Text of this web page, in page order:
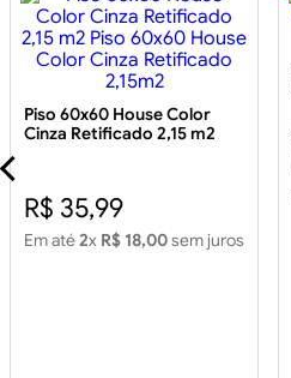
Piso 60x60 House Color
Cinza Retificado 2,15 m2
R$ 35,99
Em até2x R$ 18,00sem juros